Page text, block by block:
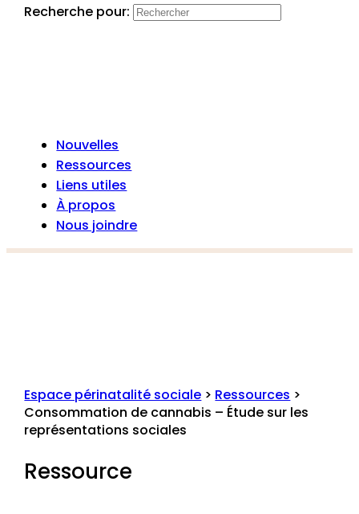
Recherche pour:
Nouvelles
Ressources
Liens utiles
À propos
Nous joindre
Espace périnatalité sociale > Ressources >
Consommation de cannabis – Étude sur les
représentations sociales
Ressource